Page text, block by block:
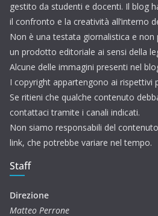
gestito da studenti e docenti. Il blog
il confronto e la creatività all’interno
Non è una testata giornalistica e
un prodotto editoriale ai sensi della
Alcune delle immagini presenti nel
I copyright appartengono ai rispettivi
Se ritieni che qualche contenuto
contattaci tramite i canali indicati.
Non siamo responsabili del
link, che potrebbe variare nel tempo.
Staff
Direzione
Matteo Perrone